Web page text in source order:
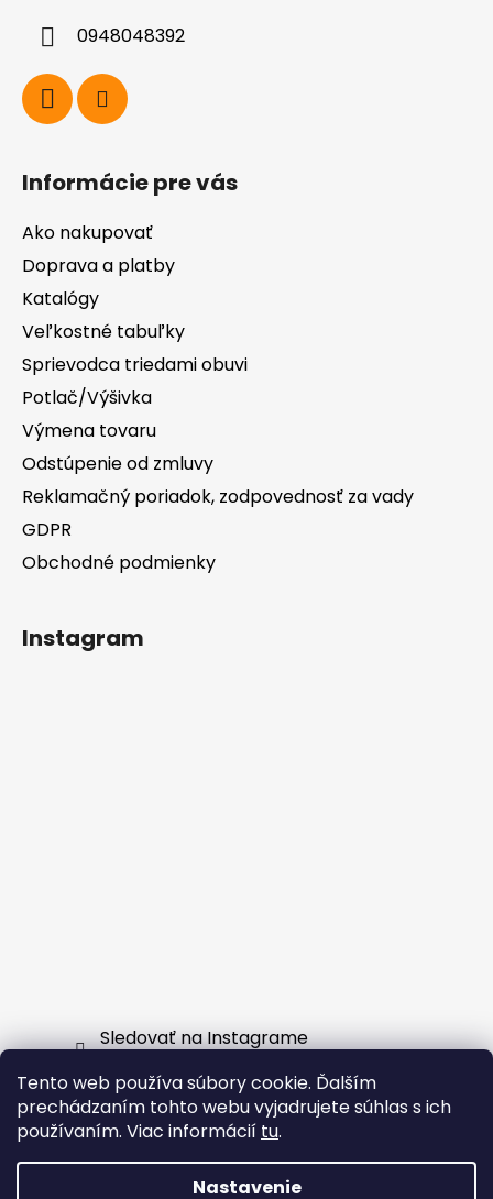
Tento web používa súbory cookie. Ďalším
prechádzaním tohto webu vyjadrujete súhlas s ich
používaním. Viac informácií tu.
Nastavenie
0948048392
Informácie pre vás
Ako nakupovať
Doprava a platby
Katalógy
Veľkostné tabuľky
Sprievodca triedami obuvi
Potlač/Výšivka
Výmena tovaru
Odstúpenie od zmluvy
Reklamačný poriadok, zodpovednosť za vady
GDPR
Obchodné podmienky
Instagram
Sledovať na Instagrame
Facebook